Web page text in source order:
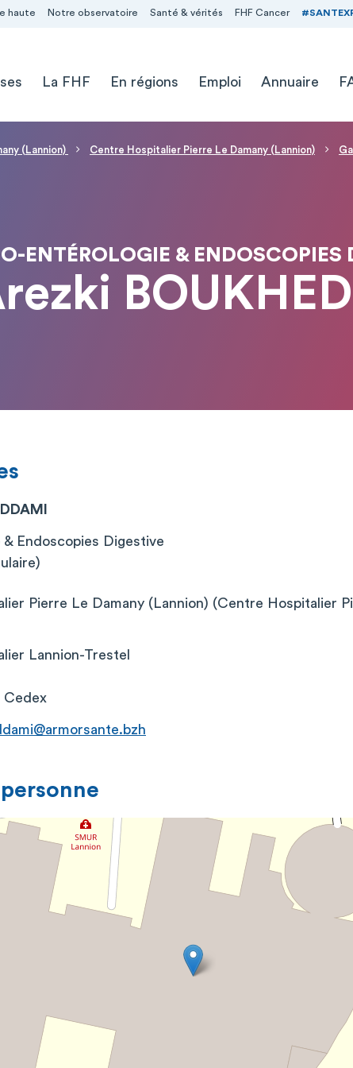
haute Notre observatoire Santé & vérités FHF Cancer
La FHF En régions Emploi Annuaire
(Lannion) Centre Hospitalier Pierre Le Damany (Lannion)
ENTÉROLOGIE & ENDOSCOPIES
Endoscopies Digestive
Pierre Le Damany (Lannion) (Centre Hospitalier
Lannion-Trestel
Cedex